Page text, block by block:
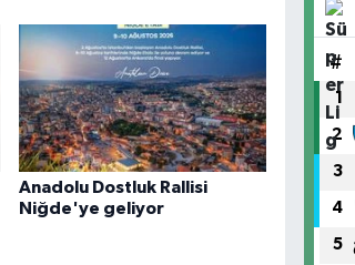
Anadolu Dostluk Rallisi
Niğde'ye geliyor
#
1
2
3
4
5